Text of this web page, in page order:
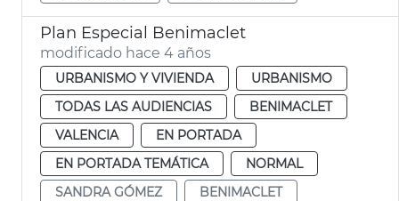
Plan Especial Benimaclet
modificado hace 4 años
URBANISMO Y VIVIENDA
URBANISMO
TODAS LAS AUDIENCIAS
BENIMACLET
VALENCIA
EN PORTADA
EN PORTADA TEMÁTICA
NORMAL
SANDRA GÓMEZ
BENIMACLET